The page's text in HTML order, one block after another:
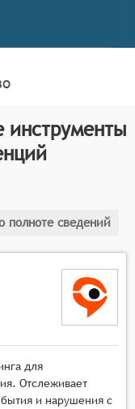
Software Tools,
для
Данные
насколько
и навыки, или
свои обязанности,
критерии
представленными
оценки
следующие
базами
описание
и навыков для
и
инструменты
полноте сведений
для
Отслеживает
и нарушения с